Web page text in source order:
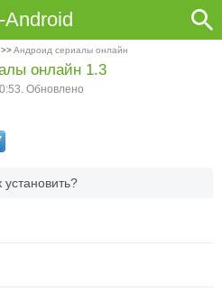
Android
>>Андроид сериалы онлайн
установить?
онлайн 1.3
Обновлено